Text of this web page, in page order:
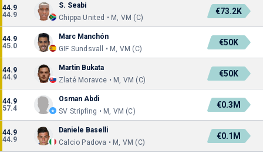
44.9
44.9
S. Seabi
Chippa United • M, VM (C)
€73.2K
44.9
45.0
Marc Manchón
GIF Sundsvall • M, VM (C)
€50K
44.9
44.9
Martin Bukata
Zlaté Moravce • M, VM (C)
€50K
44.9
57.4
Osman Abdi
SV Stripfing • M, VM (C)
€0.3M
44.9
44.9
Daniele Baselli
Calcio Padova • M, VM (C)
€0.1M